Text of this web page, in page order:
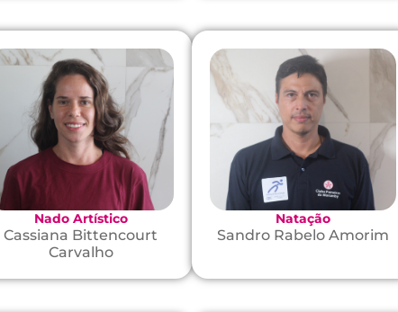
Nado Artístico
Cassiana Bittencourt
Carvalho
Natação
Sandro Rabelo Amorim